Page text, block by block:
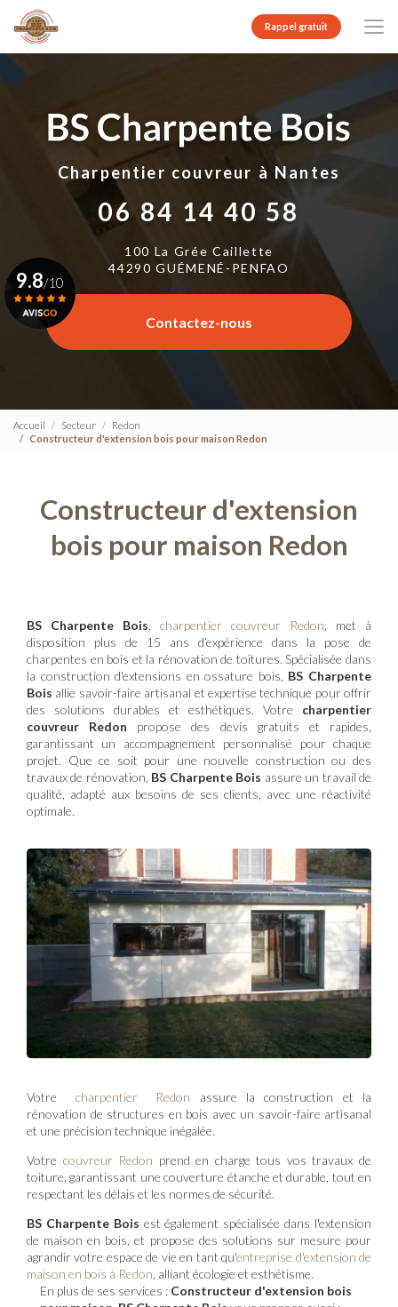
contenu
principal
Rappel gratuit
Charpentier couvreur à Nantes
06 84 14 40 58
100 La Grée Caillette
44290 GUÉMENÉ-PENFAO
Contactez-nous
9.8/10
Voir le certificat
Accueil Secteur
Redon
Constructeur d'extension bois pour maison Redon
Constructeur d'extension
bois pour maison Redon
BS Charpente Bois charpentier couvreur Redon , met à
disposition plus de 15 ans d’expérience dans la pose de
charpentes en bois et la rénovation de toitures. Spécialisée dans
la construction d'extensions en ossature bois, BS Charpente
Bois allie savoir-faire artisanal et expertise technique pour offrir
des solutions durables et esthétiques. Votre charpentier
couvreur Redon propose des devis gratuits et rapides,
garantissant un accompagnement personnalisé pour chaque
projet. Que ce soit pour une nouvelle construction ou des
travaux de rénovation, BS Charpente Bois assure un travail de
qualité, adapté aux besoins de ses clients, avec une réactivité
optimale.
Votre charpentier Redon assure la construction et la
rénovation de structures en bois avec un savoir-faire artisanal
et une précision technique inégalée.
Votre couvreur Redon prend en charge tous vos travaux de
toiture, garantissant une couverture étanche et durable, tout en
respectant les délais et les normes de sécurité.
BS Charpente Bois est également spécialisée dans l'extension
de maison en bois, et propose des solutions sur mesure pour
agrandir votre espace de vie en tant qu'entreprise d'extension de
maison en bois à Redon , alliant écologie et esthétisme.
En plus de ses services : Constructeur d'extension bois